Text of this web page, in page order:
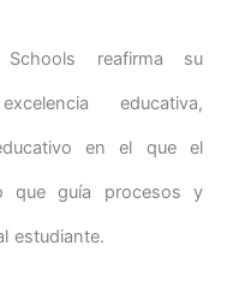
reafirma su
educativa,
en el que el
que guía procesos y
estudiante.